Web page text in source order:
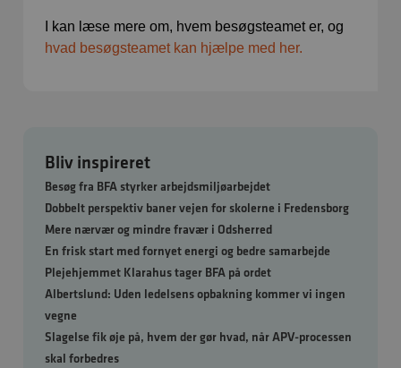
Bliv inspireret
Besøg fra BFA styrker arbejdsmiljøarbejdet
Dobbelt perspektiv baner vejen for skolerne i Fredensborg
Mere nærvær og mindre fravær i Odsherred
En frisk start med fornyet energi og bedre samarbejde
Plejehjemmet Klarahus tager BFA på ordet
Albertslund: Uden ledelsens opbakning kommer vi ingen
vegne
Slagelse fik øje på, hvem der gør hvad, når APV-processen
skal forbedres
I kan læse mere om, hvem besøgsteamet er, og
hvad besøgsteamet kan hjælpe med her.